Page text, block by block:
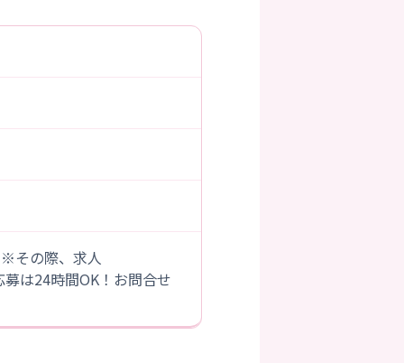
その際、求人
は24時間OK！お問合せ